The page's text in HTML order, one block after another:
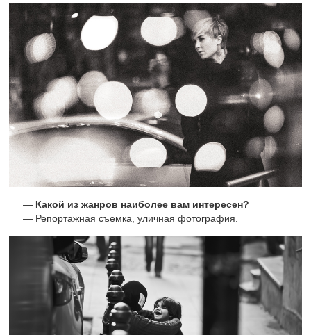
Какой из жанров наиболее вам интересен?
Репортажная съемка, уличная фотография.